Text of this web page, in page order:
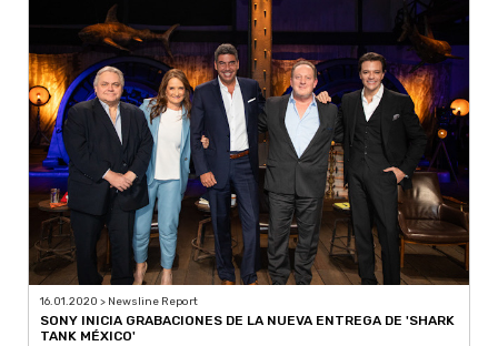
16.01.2020 > Newsline Report
SONY INICIA GRABACIONES DE LA NUEVA ENTREGA DE 'SHARK
TANK MÉXICO'